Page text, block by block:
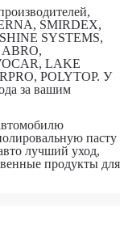
SMIRDEX,
SYSTEMS,
LAKE
POLYTOP. У
за вашим
пасту
лучший уход,
продукты для